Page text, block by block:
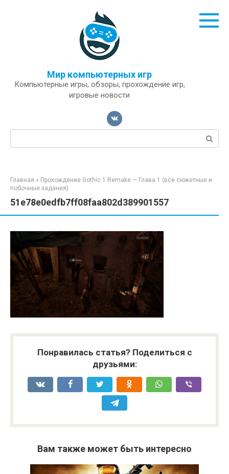
Мир компьютерных игр
Компьютерные игры, обзоры, прохождение игр,
игровые новости
Поиск:
Главная » Прохождение Gothic 1 Remake — Глава 1 (все сюжетные и
побочные задания)
51e78e0edfb7ff08faa802d389901557
Понравилась статья? Поделиться с
друзьями:
Вам также может быть интересно